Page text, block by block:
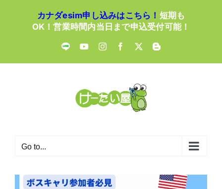
カナダesim申し込みはこちら！ 短期も
OK！営業時間内当日まで申込受付可能！
LINE YouTubeInstagramFacebook
X Blogger
Go to...